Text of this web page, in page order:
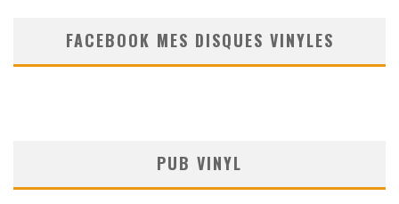
FACEBOOK MES DISQUES VINYLES
PUB VINYL